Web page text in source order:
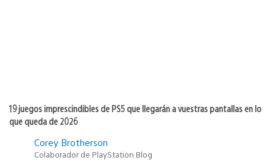
19 juegos imprescindibles de PS5 que llegarán a vuestras pantallas en lo
que queda de 2026
Corey Brotherson
Colaborador de PlayStation Blog